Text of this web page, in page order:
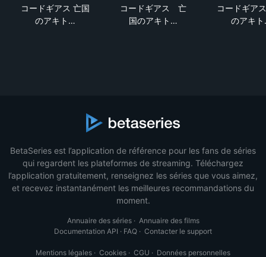
コードギアス 亡国
のアキト…
コードギアス 亡
国のアキト…
コードギア
のアキ
BetaSeries est l’application de référence pour les fans de séries
qui regardent les plateformes de streaming. Téléchargez
l’application gratuitement, renseignez les séries que vous aimez,
et recevez instantanément les meilleures recommandations du
moment.
Annuaire des séries· Annuaire des films
Documentation API · FAQ · Contacter le support
Mentions légales · Cookies · CGU · Données personnelles